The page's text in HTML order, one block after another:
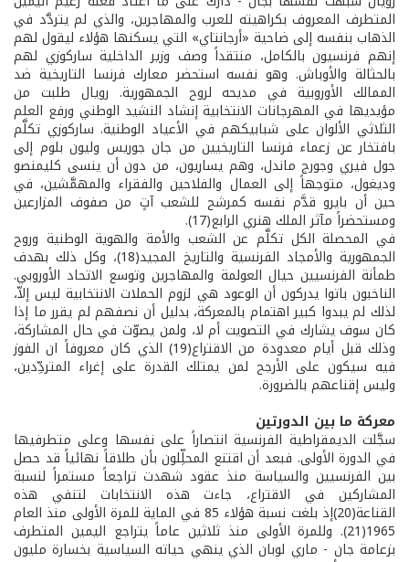
المتطرف المعروف بكراهيته للعرب والمهاجرين، والذي لم يتردَّد في
الذهاب بنفسه إلى ضاحية «أرجانتاي» التي يسكنها هؤلاء ليقول لهم
إنهم فرنسيون بالكامل، منتقداً وصف وزير الداخلية ساركوزي لهم
بالحثالة والأوباش. وهو نفسه استحضر معارك فرنسا التاريخية ضد
الممالك الأوروبية في مديحه لروح الجمهورية. رويال طلبت من
مؤيديها في المهرجانات الانتخابية إنشاد النشيد الوطني ورفع العلم
الثلاثي الألوان على شبابيكهم في الأعياد الوطنية. ساركوزي تكلَّم
بافتخار عن زعماء فرنسا التاريخيين من جان جوريس وليون بلوم إلى
جول فيري وجورج ماندل، وهم يساريون، من دون أن ينسى كليمنصو
وديغول، متوجهاً إلى العمال والفلاحين والفقراء والمهمَّشين، في
حين أن بايرو قدَّم نفسه كمرشح للشعب آتٍ من صفوف المزارعين
ومستحضراً مآثر الملك هنري الرابع(17).
في المحصلة الكل تكلَّم عن الشعب والأمة والهوية الوطنية وروح
الجمهورية والأمجاد الفرنسية والتاريخ المجيد(18)، وكل ذلك بهدف
طمأنة الفرنسيين حيال العولمة والمهاجرين وتوسع الاتحاد الأوروبي.
الناخبون باتوا يدركون أن الوعود هي لزوم الحملات الانتخابية ليس إلاّ،
لذلك لم يبدوا كبير اهتمام بالمعركة، بدليل أن نصفهم لم يقرر ما إذا
كان سوف يشارك في التصويت أم لا، ولمن يصوّت في حال المشاركة،
وذلك قبل أيام معدودة من الاقتراع(19) الذي كان معروفاً ان الفوز
فيه سيكون على الأرجح لمن يمتلك القدرة على إغراء المتردِّدين،
وليس إقناعهم بالضرورة.
معركة ما بين الدورتين
سجَّلت الديمقراطية الفرنسية انتصاراً على نفسها وعلى متطرفيها
في الدورة الأولى. فبعد أن اقتنع المحلِّلون بأن طلاقاً نهائياً قد حصل
بين الفرنسيين والسياسة منذ عقود شهدت تراجعاً مستمراً لنسبة
المشاركين في الاقتراع، جاءت هذه الانتخابات لتنفي هذه
القناعة(20)إذ بلغت نسبة هؤلاء 85 في الماية للمرة الأولى منذ العام
1965(21). وللمرة الأولى منذ ثلاثين عاماً يتراجع اليمين المتطرف
بزعامة جان - ماري لوبان الذي ينهي حياته السياسية بخسارة مليون